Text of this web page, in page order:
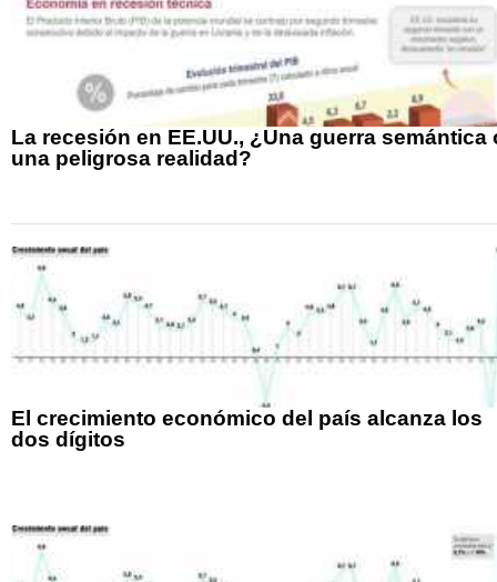
La recesión en EE.UU., ¿Una guerra semántica
una peligrosa realidad?
El crecimiento económico del país alcanza los
dos dígitos